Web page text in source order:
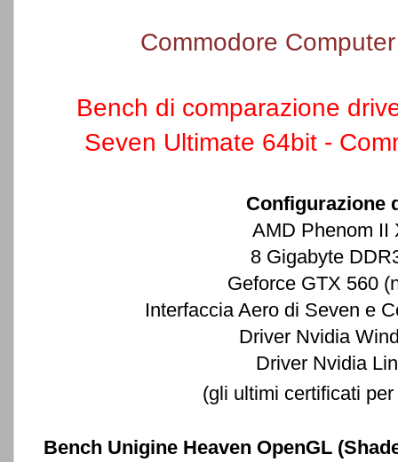
Commodore
Bench di comparazione
Seven Ultimate 64bit -
Configurazione
AMD Phenom II
8 Gigabyte
Geforce GTX 560
Interfaccia Aero di Seven e
Driver Nvidia
Driver Nvidia
(gli ultimi certificati
Bench Unigine Heaven OpenGL